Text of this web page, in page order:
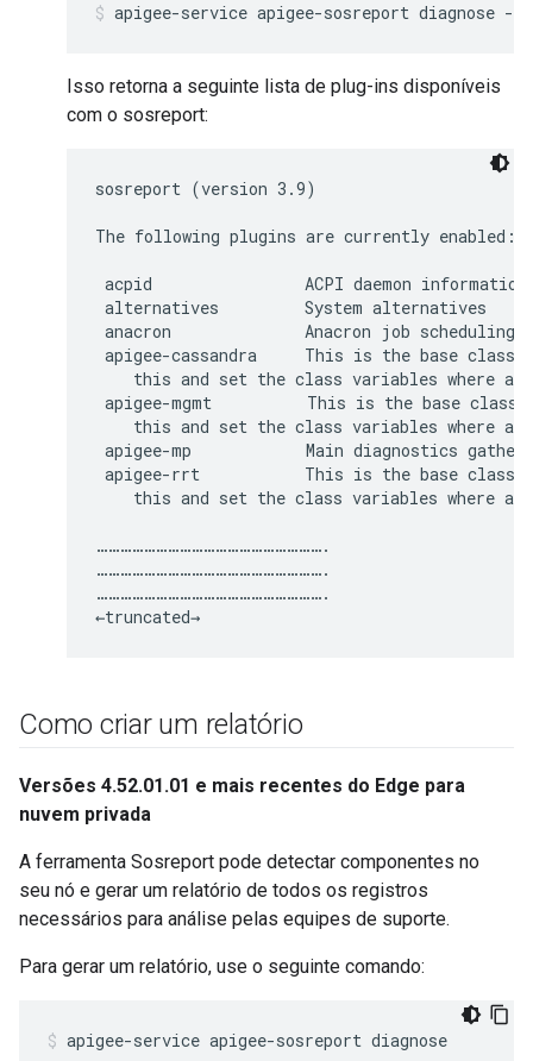
apigee-service apigee-sosreport diagnose -
Isso retorna a seguinte lista de plug-ins disponíveis
com o sosreport:
sosreport (version 3.9)
The following plugins are currently enabled:
acpid                ACPI daemon information
alternatives         System alternatives
anacron              Anacron job scheduling
apigee-cassandra     This is the base class
this and set the class variables where
apigee-mgmt          This is the base class
this and set the class variables where
apigee-mp            Main diagnostics
apigee-rrt           This is the base class
this and set the class variables where
………………………………………………….
………………………………………………….
………………………………………………….
←truncated→
Como criar um relatório
Versões 4.52.01.01 e mais recentes do Edge para
nuvem privada
A ferramenta Sosreport pode detectar componentes no
seu nó e gerar um relatório de todos os registros
necessários para análise pelas equipes de suporte.
Para gerar um relatório, use o seguinte comando:
apigee-service apigee-sosreport diagnose